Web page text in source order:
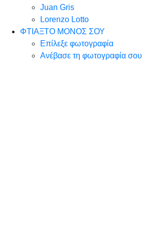
Juan Gris
Lorenzo Lotto
ΦΤΙΑΞΤΟ ΜΟΝΟΣ ΣΟΥ
Επίλεξε φωτογραφία
Ανέβασε τη φωτογραφία σου